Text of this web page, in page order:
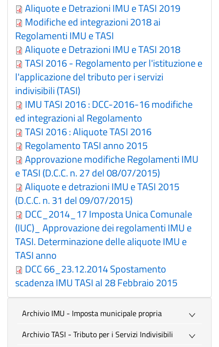
Aliquote e Detrazioni IMU e TASI 2019
Modifiche ed integrazioni 2018 ai
Regolamenti IMU e TASI
Aliquote e Detrazioni IMU e TASI 2018
TASI 2016 - Regolamento per l'istituzione e
l'applicazione del tributo per i servizi
indivisibili (TASI)
IMU TASI 2016 : DCC-2016-16 modifiche
ed integrazioni al Regolamento
TASI 2016 : Aliquote TASI 2016
Regolamento TASI anno 2015
Approvazione modifiche Regolamenti IMU
e TASI (D.C.C. n. 27 del 08/07/2015)
Aliquote e detrazioni IMU e TASI 2015
(D.C.C. n. 31 del 09/07/2015)
DCC_2014_17 Imposta Unica Comunale
(IUC)_ Approvazione dei regolamenti IMU e
TASI. Determinazione delle aliquote IMU e
TASI anno
DCC 66_23.12.2014 Spostamento
scadenza IMU TASI al 28 Febbraio 2015
Archivio IMU - Imposta municipale propria
Archivio TASI - Tributo per i Servizi Indivisibili